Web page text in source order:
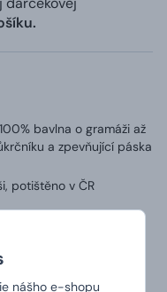
nášho e-shopu
bavlna o gramáži až
a zpevňující páska
potištěno v ČR